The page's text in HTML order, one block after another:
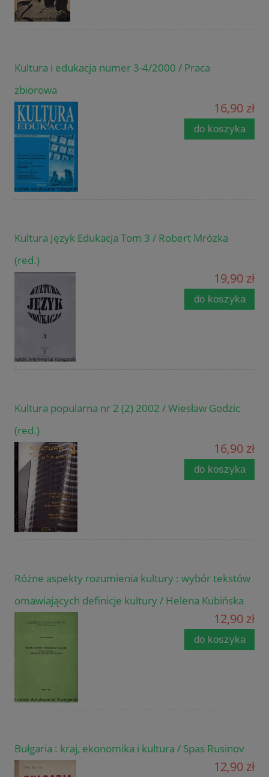
Kultura i edukacja numer 3-4/2000 / Praca
zbiorowa
16,90 zł
do koszyka
Kultura Język Edukacja Tom 3 / Robert Mrózka
(red.)
19,90 zł
do koszyka
Kultura popularna nr 2 (2) 2002 / Wiesław Godzic
(red.)
16,90 zł
do koszyka
Różne aspekty rozumienia kultury : wybór tekstów
omawiających definicje kultury / Helena Kubińska
12,90 zł
do koszyka
Bułgaria : kraj, ekonomika i kultura / Spas Rusinov
12,90 zł